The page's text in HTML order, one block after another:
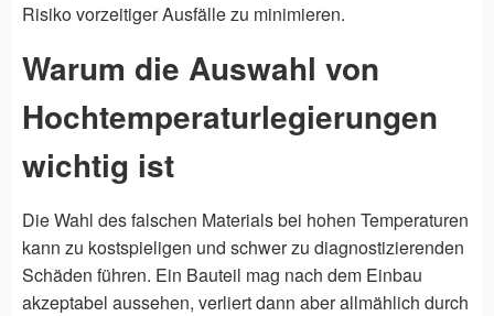
Risiko vorzeitiger Ausfälle zu minimieren.
Warum die Auswahl von
Hochtemperaturlegierungen
wichtig ist
Die Wahl des falschen Materials bei hohen Temperaturen
kann zu kostspieligen und schwer zu diagnostizierenden
Schäden führen. Ein Bauteil mag nach dem Einbau
akzeptabel aussehen, verliert dann aber allmählich durch